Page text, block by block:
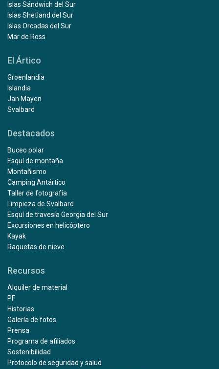
Islas Sándwich del Sur
Islas Shetland del Sur
Islas Orcadas del Sur
Mar de Ross
El Ártico
Groenlandia
Islandia
Jan Mayen
Svalbard
Destacados
Buceo polar
Esquí de montaña
Montañismo
Camping Antártico
Taller de fotografía
Limpieza de Svalbard
Esquí de travesía Georgia del Sur
Excursiones en helicóptero
Kayak
Raquetas de nieve
Recursos
Alquiler de material
PF
Historias
Galería de fotos
Prensa
Programa de afiliados
Sostenibilidad
Protocolo de seguridad y salud